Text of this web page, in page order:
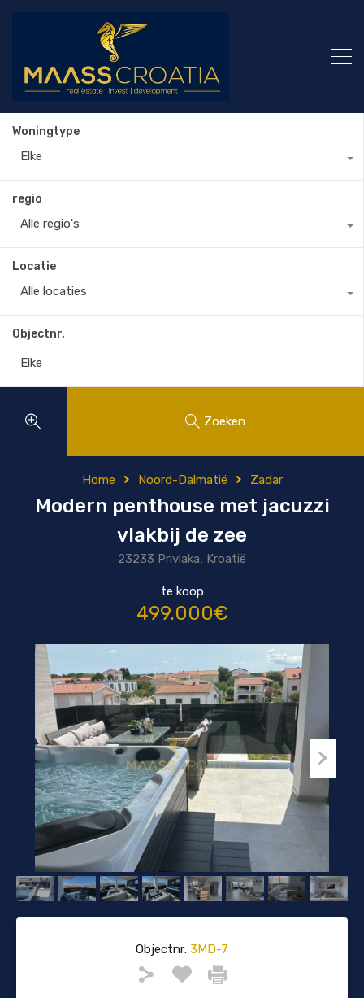
Woningtype
Elke
regio
Alle regio's
Locatie
Alle locaties
Objectnr.
Zoeken
Home Noord-Dalmatië Zadar
Modern penthouse met jacuzzi
vlakbij de zee
23233 Privlaka, Kroatië
te koop
499.000€
Objectnr: 3MD-7